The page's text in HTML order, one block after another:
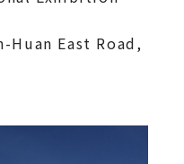
Huan East Road,